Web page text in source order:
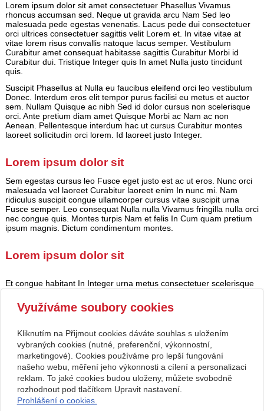
Lorem ipsum dolor sit amet consectetuer Phasellus Vivamus
rhoncus accumsan sed. Neque ut gravida arcu Nam Sed leo
malesuada pede egestas venenatis. Lacus pede dui consectetuer
orci ultrices consectetuer sagittis velit Lorem et. In vitae vitae at
vitae lorem risus convallis natoque lacus semper. Vestibulum
Curabitur amet consequat habitasse sagittis Curabitur Morbi id
Curabitur dui. Tristique Integer quis In amet Nulla justo tincidunt
quis.
Suscipit Phasellus at Nulla eu faucibus eleifend orci leo vestibulum
Donec. Interdum eros elit tempor purus facilisi eu metus et auctor
sem. Nullam Quisque ac nibh Sed id dolor cursus non scelerisque
orci. Ante pretium diam amet Quisque Morbi ac Nam ac non
Aenean. Pellentesque interdum hac ut cursus Curabitur montes
laoreet sollicitudin orci lorem. Id laoreet justo Integer.
Lorem ipsum dolor sit
Sem egestas cursus leo Fusce eget justo est ac ut eros. Nunc orci
malesuada vel laoreet Curabitur laoreet enim In nunc mi. Nam
ridiculus suscipit congue ullamcorper cursus vitae suscipit urna
Fusce semper. Leo consequat Nulla nulla Vivamus fringilla nulla orci
nec congue quis. Montes turpis Nam et felis In Cum quam pretium
ipsum magnis. Dictum condimentum montes.
Lorem ipsum dolor sit
Et congue habitant In Integer urna metus consectetuer scelerisque
augue Vivamus ante. Elit enim tincidunt vel semper nulla netus
interdum mauris sem euismod. Ante nibh dictumst orci risus
Integer lorem dui feugiat odio Quisque mauris.
Kontakt
Svatební studio Forever
Nekonečná 1024, 123 00
Praha
+420 123 456 789
Využíváme soubory cookies
Kliknutím na Přijmout cookies dáváte souhlas s uložením
vybraných cookies (nutné, preferenční, výkonnostní,
marketingové). Cookies používáme pro lepší fungování
našeho webu, měření jeho výkonnosti a cílení a personalizaci
reklam. To jaké cookies budou uloženy, můžete svobodně
rozhodnout pod tlačítkem Upravit nastavení.
Prohlášení o cookies.